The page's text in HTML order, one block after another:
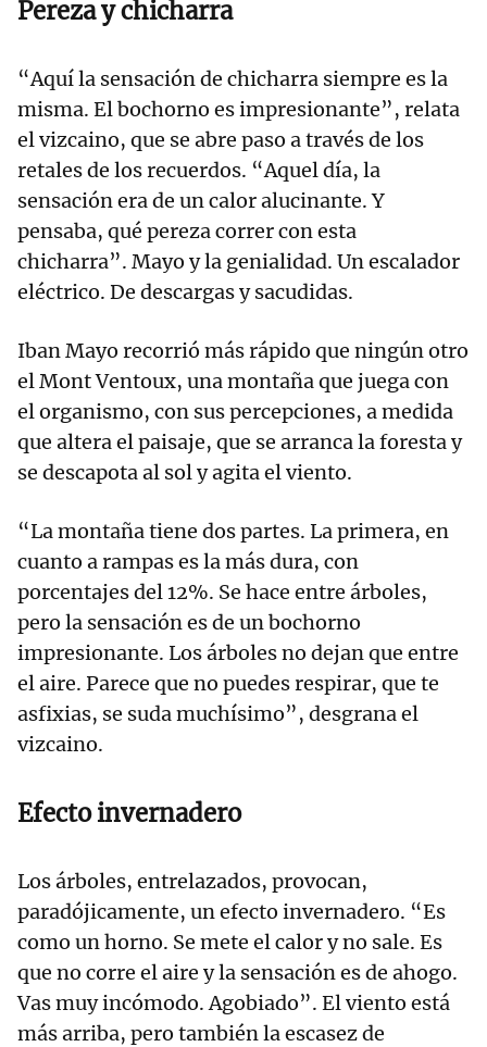
Pereza y chicharra
“Aquí la sensación de chicharra siempre es la
misma. El bochorno es impresionante”, relata
el vizcaino, que se abre paso a través de los
retales de los recuerdos. “Aquel día, la
sensación era de un calor alucinante. Y
pensaba, qué pereza correr con esta
chicharra”. Mayo y la genialidad. Un escalador
eléctrico. De descargas y sacudidas.
Iban Mayo recorrió más rápido que ningún otro
el Mont Ventoux, una montaña que juega con
el organismo, con sus percepciones, a medida
que altera el paisaje, que se arranca la foresta y
se descapota al sol y agita el viento.
“La montaña tiene dos partes. La primera, en
cuanto a rampas es la más dura, con
porcentajes del 12%. Se hace entre árboles,
pero la sensación es de un bochorno
impresionante. Los árboles no dejan que entre
el aire. Parece que no puedes respirar, que te
asfixias, se suda muchísimo”, desgrana el
vizcaino.
Efecto invernadero
Los árboles, entrelazados, provocan,
paradójicamente, un efecto invernadero. “Es
como un horno. Se mete el calor y no sale. Es
que no corre el aire y la sensación es de ahogo.
Vas muy incómodo. Agobiado”. El viento está
más arriba, pero también la escasez de